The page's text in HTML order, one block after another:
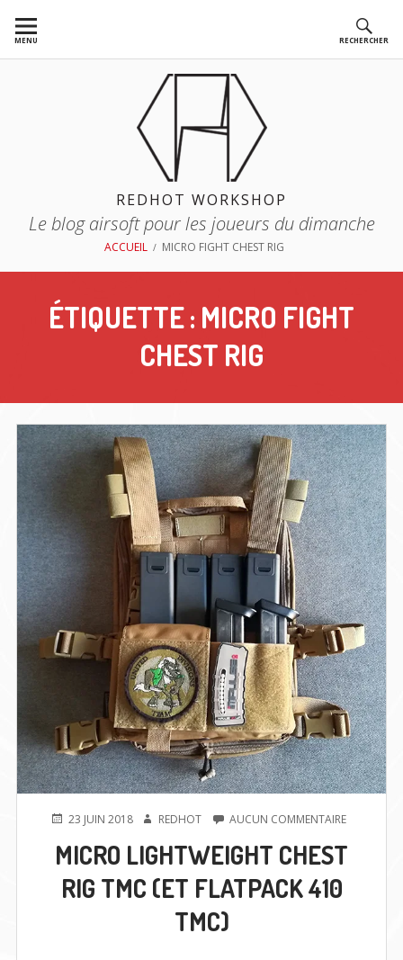
auMENU RECHERCHER
REDHOT WORKSHOP
Le blog airsoft pour les joueurs du dimanche
ACCUEIL MICRO FIGHT CHEST RIG
ÉTIQUETTE : MICRO FIGHT
CHEST RIG
PUBLIÉ23 JUIN 2018 AUTEUR
REDHOT AUCUN COMMENTAIRESUR
MICRO LIGHTWEIGHT CHEST
RIG TMC (ET FLATPACK 410
TMC)